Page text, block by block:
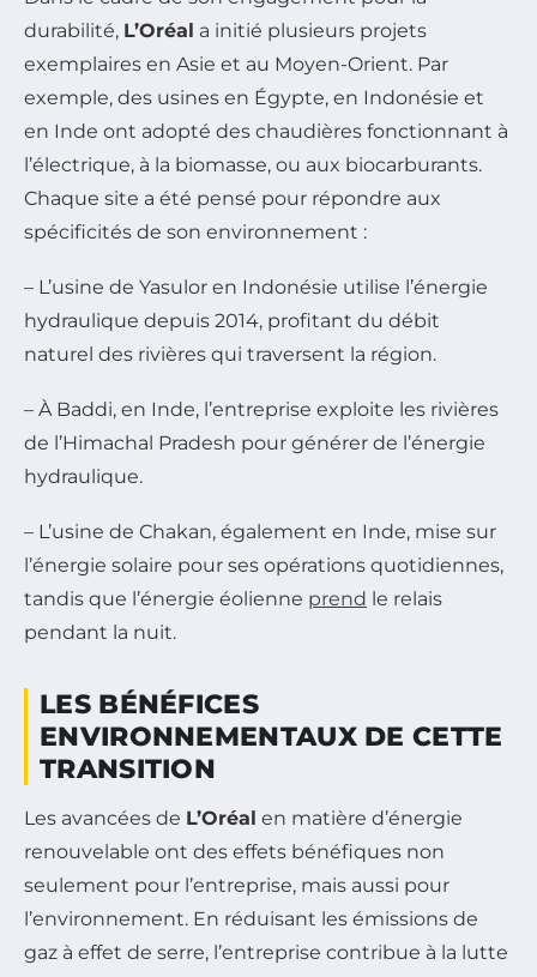
durabilité, L’Oréal a initié plusieurs projets
exemplaires en Asie et au Moyen-Orient. Par
exemple, des usines en Égypte, en Indonésie et
en Inde ont adopté des chaudières fonctionnant à
l’électrique, à la biomasse, ou aux biocarburants.
Chaque site a été pensé pour répondre aux
spécificités de son environnement :
– L’usine de Yasulor en Indonésie utilise l’énergie
hydraulique depuis 2014, profitant du débit
naturel des rivières qui traversent la région.
– À Baddi, en Inde, l’entreprise exploite les rivières
de l’Himachal Pradesh pour générer de l’énergie
hydraulique.
– L’usine de Chakan, également en Inde, mise sur
l’énergie solaire pour ses opérations quotidiennes,
tandis que l’énergie éolienne prend le relais
pendant la nuit.
LES BÉNÉFICES
ENVIRONNEMENTAUX DE CETTE
TRANSITION
Les avancées de L’Oréal en matière d’énergie
renouvelable ont des effets bénéfiques non
seulement pour l’entreprise, mais aussi pour
l’environnement. En réduisant les émissions de
gaz à effet de serre, l’entreprise contribue à la lutte